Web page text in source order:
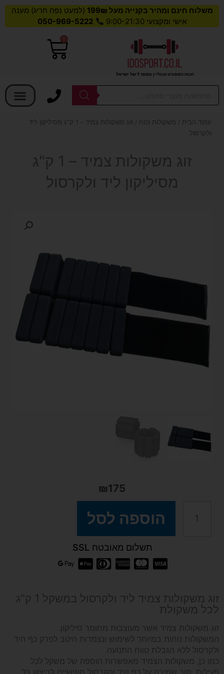
משלוח חינם ומהיר בקנייה מעל 199₪
(למעט נפח חריג) מענה
אישי ומקצועי 9:00-21:30
050-969-5222
חנות הספורט אונליין מספר 1 של ישראל
0
עגלת
Products
עמוד הבית / משקולות וכוח
/ זוג משקולות צמיד – 1 ק"ג מסיליקון ליד
ולקרסול
זוג משקולות צמיד – 1 ק"ג
מסיליקון ליד ולקרסול
₪175
צמיד
-
1
הוספה לסל
תשלום מאובטח SSL
זוג משקולות צמיד ליד ולקרסול במשקל 1 ק"ג
לכל משקולת
זוג משקולות צמיד אשר מעוצבות מחומר סיליקון.
המשקולות נוחות במיוחד לשימוש ונצמדות היטב לפרק כף היד
ולקרסול ללא הגבלת טווח התנועה.
כמו כן, משקולות הצמיד מאפשרות הוספה של משקל לכל